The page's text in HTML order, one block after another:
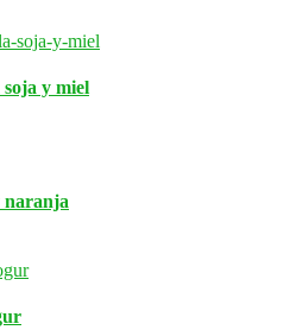
y miel
naranja